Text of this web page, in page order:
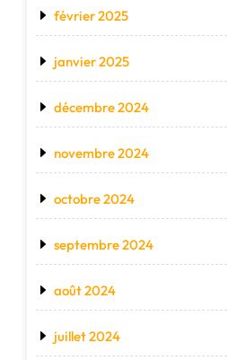
février 2025
janvier 2025
décembre 2024
novembre 2024
octobre 2024
septembre 2024
août 2024
juillet 2024